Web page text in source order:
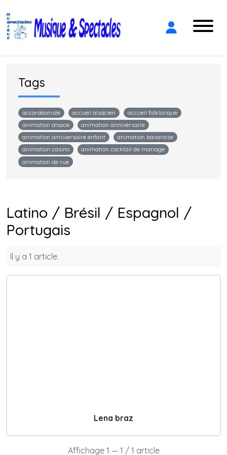
Latino / Brésil / Espagnol /
Portugais
Il y a 1 article.
Lena braz
Affichage 1 — 1 / 1 article
Tags
accordéoniste accueil alsacien
accueil folklorique
animation alsace
animation anniversaire
animation anniversaire enfant
animation bavaroise
animation casino
animation cocktail de mariage
animation de rue